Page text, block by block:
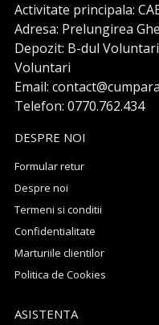
Activitate principala:
Adresa: Prelungirea
Depozit: B-dul
Voluntari
Email:
Telefon: 0770.762.434
DESPRE NOI
Formular retur
Despre noi
Termeni si conditii
Confidentialitate
Marturiile clientilor
Politica de Cookies
ASISTENTA